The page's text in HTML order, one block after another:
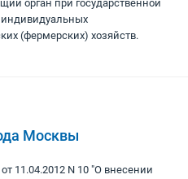
орган при государственной
(фермерских) хозяйств.
Москвы
11.04.2012 N 10 "О внесении